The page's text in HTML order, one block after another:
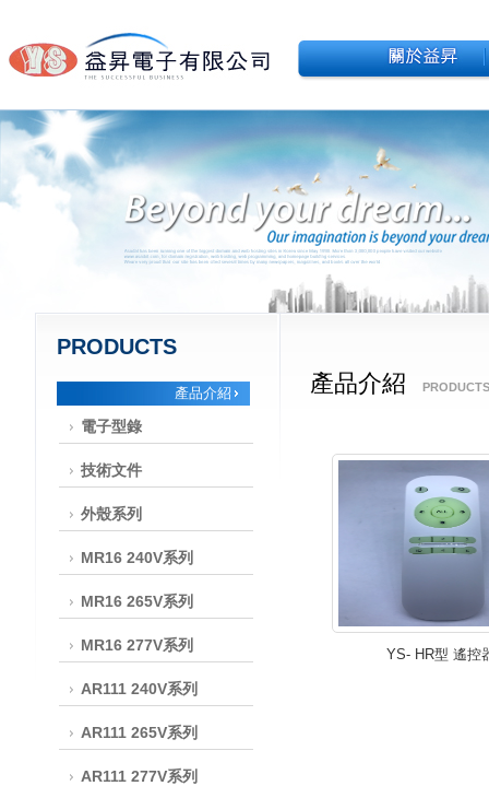
PRODUCTS
產品介紹
電子型錄
技術文件
外殼系列
MR16 240V系列
MR16 265V系列
MR16 277V系列
AR111 240V系列
AR111 265V系列
AR111 277V系列
產品介紹 PRODUCTS
YS- HR型 遙控